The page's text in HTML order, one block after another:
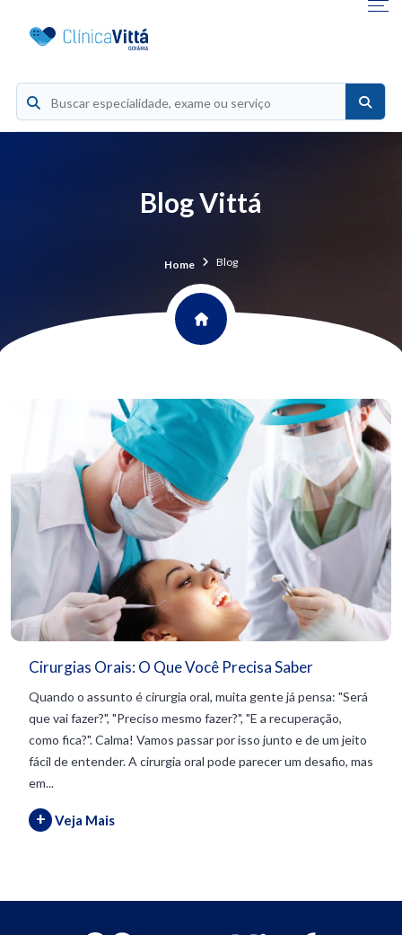
Blog Vittá
Home Blog
Cirurgias Orais: O Que Você Precisa Saber
Quando o assunto é cirurgia oral, muita gente já pensa: "Será
que vai fazer?", "Preciso mesmo fazer?", "E a recuperação,
como fica?". Calma! Vamos passar por isso junto e de um jeito
fácil de entender. A cirurgia oral pode parecer um desafio, mas
em...
+ Veja Mais